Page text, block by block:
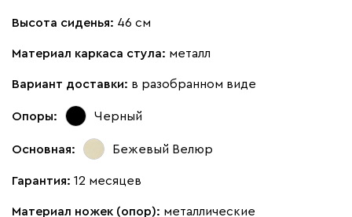
Высота сиденья: 46 см
Материал каркаса стула: металл
Вариант доставки: в разобранном виде
Опоры: Черный
Основная: Бежевый Велюр
Гарантия: 12 месяцев
Материал ножек (опор): металлические